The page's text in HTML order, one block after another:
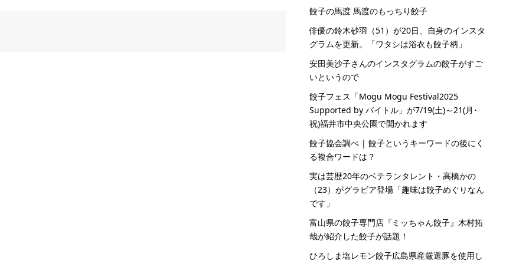
餃子の馬渡 馬渡のもっちり餃子
俳優の鈴木砂羽（51）が20日、自身のインスタ
グラムを更新。「ワタシは浴衣も餃子柄」
安田美沙子さんのインスタグラムの餃子がすご
いというので
餃子フェス「Mogu Mogu Festival2025
Supported by バイトル」が7/19(土)～21(月･
祝)福井市中央公園で開かれます
餃子協会調べ | 餃子というキーワードの後にく
る複合ワードは？
実は芸歴20年のベテランタレント・高橋かの
（23）がグラビア登場「趣味は餃子めぐりなん
です」
富山県の餃子専門店『ミッちゃん餃子』木村拓
哉が紹介した餃子が話題！
ひろしま塩レモン餃子広島県産厳選豚を使用し